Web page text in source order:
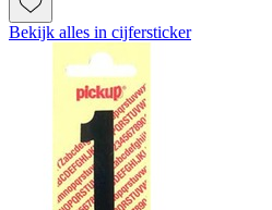
Bekijk alles in cijfersticker